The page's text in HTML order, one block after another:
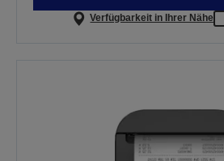
Verfügbarkeit in Ihrer Nähe